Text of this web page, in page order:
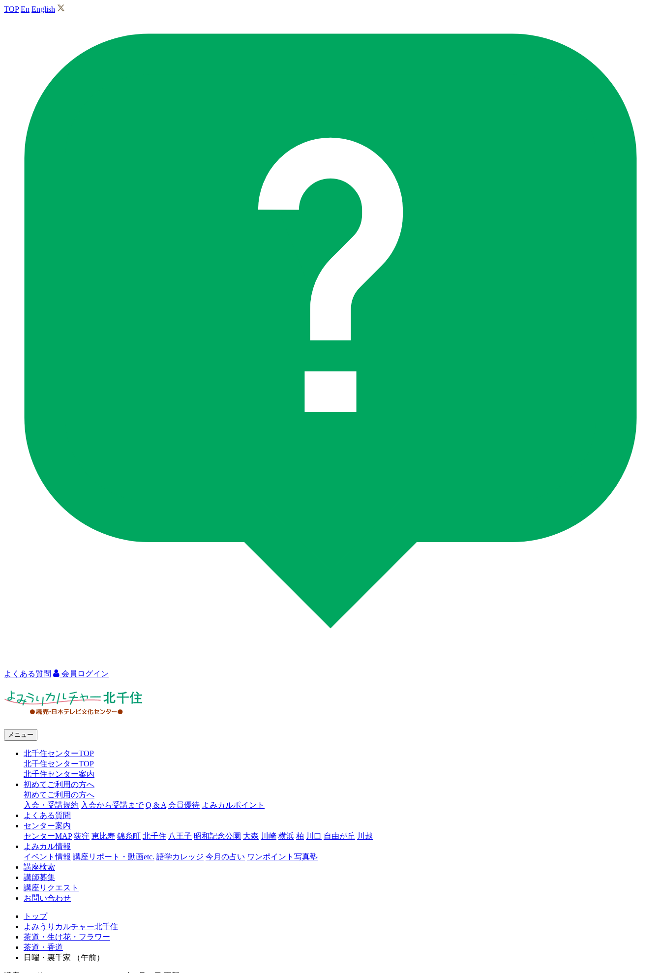
TOP En English
よくある質問 会員ログイン
ャ
北
千
メニュー
北千住センターTOP
北千住センターTOP
北千住センター案内
初めてご利用の方へ
初めてご利用の方へ
入会・受講規約 入会から受講まで Q & A 会員優待 よみカルポイント
よくある質問
センター案内
センターMAP 荻窪 恵比寿 錦糸町 北千住 八王子 昭和記念公園 大森 川崎 横浜 柏 川口 自由が丘 川越
よみカル情報
イベント情報 講座リポート・動画etc. 語学カレッジ 今月の占い ワンポイント写真塾
講座検索
講師募集
講座リクエスト
お問い合わせ
トップ
よみうりカルチャー北千住
茶道・生け花・フラワー
茶道・香道
日曜・裏千家 （午前）